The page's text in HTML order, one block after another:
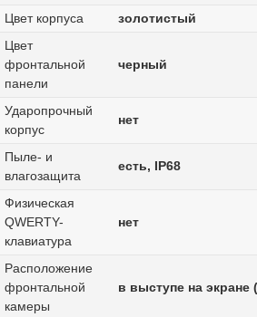
Цвет корпуса
золотистый
Цвет
фронтальной
панели
черный
Ударопрочный
корпус
нет
Пыле- и
влагозащита
есть, IP68
Физическая
QWERTY-
клавиатура
нет
Расположение
фронтальной
камеры
в выступе на экране